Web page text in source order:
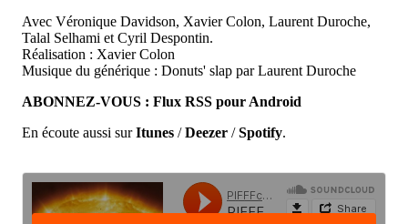
Avec Véronique Davidson, Xavier Colon, Laurent Duroche,
Talal Selhami et Cyril Despontin.
Réalisation : Xavier Colon
Musique du générique : Donuts' slap par Laurent Duroche
ABONNEZ-VOUS : Flux RSS pour Android
En écoute aussi surItunes /Deezer /Spotify.